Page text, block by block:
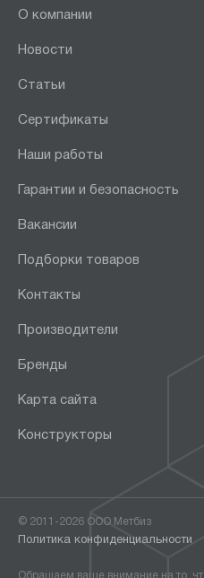
О компании
Новости
Статьи
Сертификаты
Наши работы
Гарантии и безопасность
Вакансии
Подборки товаров
Контакты
Производители
Бренды
Карта сайта
Конструкторы
© 2011-2026 ООО Метбиз
Политика конфиденциальности
Обращаем ваше внимание на то,